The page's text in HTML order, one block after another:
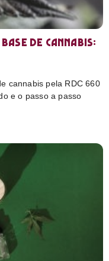
de cannabis:
cannabis pela RDC 660
e o passo a passo